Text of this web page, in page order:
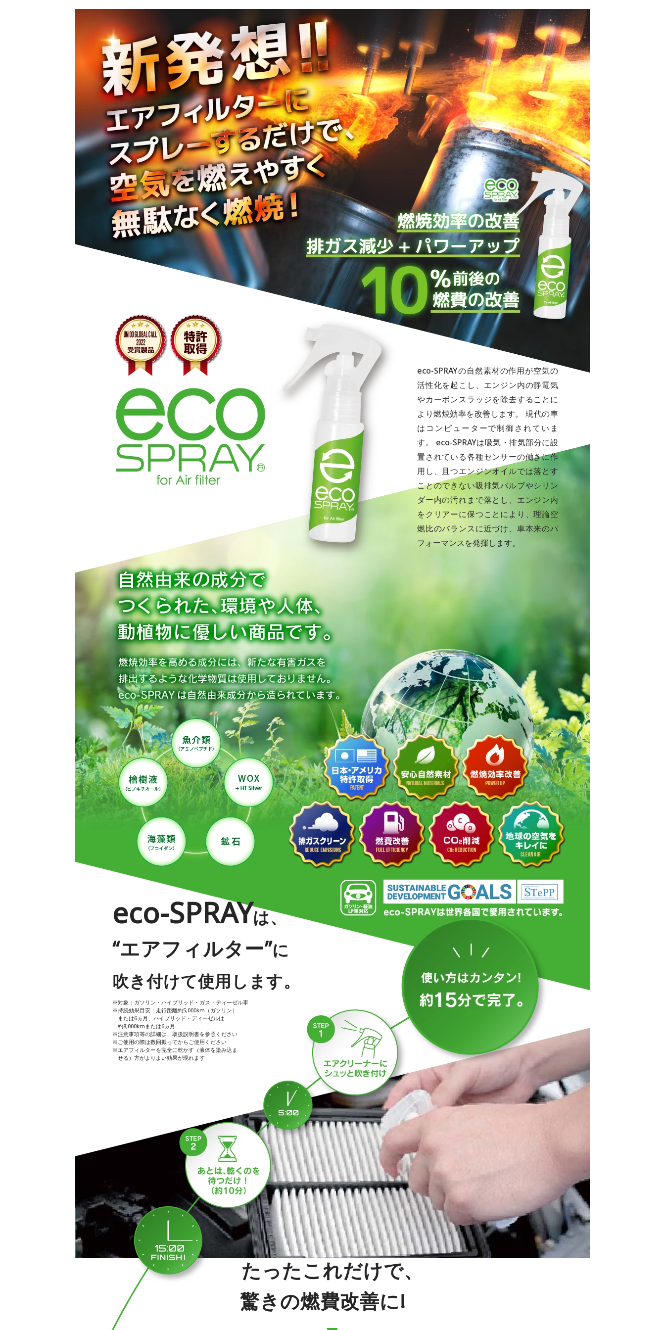
eco-SPRAYの自然素材の作用が空気の
活性化を起こし、エンジン内の静電気
やカーボンスラッジを除去することに
より燃焼効率を改善します。 現代の車
はコンピューターで制御されていま
す。 eco-SPRAYは吸気・排気部分に設
置されている各種センサーの働きに作
用し、且つエンジンオイルでは落とす
ことのできない吸排気バルブやシリン
ダー内の汚れまで落とし、エンジン内
をクリアーに保つことにより、理論空
燃比のバランスに近づけ、車本来のパ
フォーマンスを発揮します。
eco-SPRAYは、
“エアフィルター”に
吹き付けて使用します。
※対象：ガソリン・ハイブリッド・ガス・ディーゼル車
※持続効果目安：走行距離約5,000km（ガソリン）
または6ヵ月、ハイブリッド・ディーゼルは
約8,000kmまたは6ヵ月
※注意事項等の詳細は、取扱説明書を参照ください
※ご使用の際は数回振ってからご使用ください
※エアフィルターを完全に乾かす（液体を染み込ま
せる）方がよりよい効果が現れます
たったこれだけで、
驚きの燃費改善に!